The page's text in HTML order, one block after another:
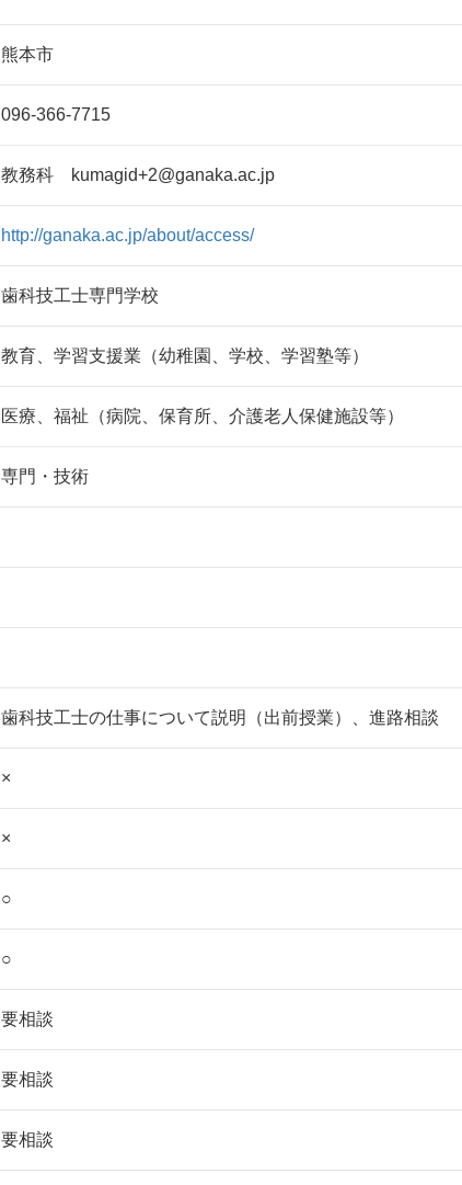
熊本市
096-366-7715
教務科 kumagid+2@ganaka.ac.jp
http://ganaka.ac.jp/about/access/
歯科技工士専門学校
教育、学習支援業（幼稚園、学校、学習塾等）
医療、福祉（病院、保育所、介護老人保健施設等）
専門・技術
歯科技工士の仕事について説明（出前授業）、進路相談
×
×
○
○
要相談
要相談
要相談